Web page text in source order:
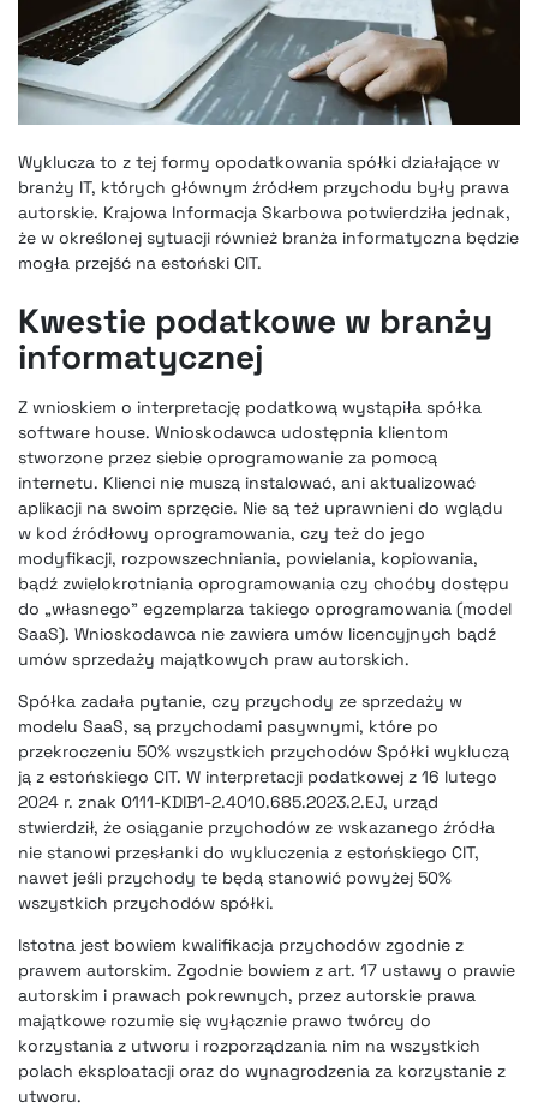
Wyklucza to z tej formy opodatkowania spółki działające w
branży IT, których głównym źródłem przychodu były prawa
autorskie. Krajowa Informacja Skarbowa potwierdziła jednak,
że w określonej sytuacji również branża informatyczna będzie
mogła przejść na estoński CIT.
Kwestie podatkowe w branży
informatycznej
Z wnioskiem o interpretację podatkową wystąpiła spółka
software house. Wnioskodawca udostępnia klientom
stworzone przez siebie oprogramowanie za pomocą
internetu. Klienci nie muszą instalować, ani aktualizować
aplikacji na swoim sprzęcie. Nie są też uprawnieni do wglądu
w kod źródłowy oprogramowania, czy też do jego
modyfikacji, rozpowszechniania, powielania, kopiowania,
bądź zwielokrotniania oprogramowania czy choćby dostępu
do „własnego” egzemplarza takiego oprogramowania (model
SaaS). Wnioskodawca nie zawiera umów licencyjnych bądź
umów sprzedaży majątkowych praw autorskich.
Spółka zadała pytanie, czy przychody ze sprzedaży w
modelu SaaS, są przychodami pasywnymi, które po
przekroczeniu 50% wszystkich przychodów Spółki wykluczą
ją z estońskiego CIT. W interpretacji podatkowej z 16 lutego
2024 r. znak 0111-KDIB1-2.4010.685.2023.2.EJ, urząd
stwierdził, że osiąganie przychodów ze wskazanego źródła
nie stanowi przesłanki do wykluczenia z estońskiego CIT,
nawet jeśli przychody te będą stanowić powyżej 50%
wszystkich przychodów spółki.
Istotna jest bowiem kwalifikacja przychodów zgodnie z
prawem autorskim. Zgodnie bowiem z art. 17 ustawy o prawie
autorskim i prawach pokrewnych, przez autorskie prawa
majątkowe rozumie się wyłącznie prawo twórcy do
korzystania z utworu i rozporządzania nim na wszystkich
polach eksploatacji oraz do wynagrodzenia za korzystanie z
utworu.